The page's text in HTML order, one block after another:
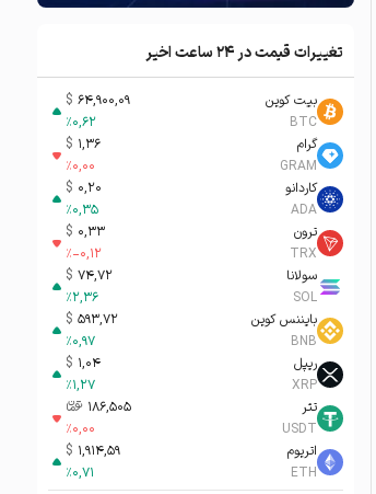
تغییرات قیمت در ۲۴ ساعت اخیر
بیت کوین
BTC
64,900,09
$
%0,62
گرام
GRAM
1,36
$
%0,00
کاردانو
ADA
0,20
$
%0,35
ترون
TRX
0,33
$
%-0,12
سولانا
SOL
74,72
$
%2,36
بایننس کوین
BNB
593,72
$
%0,97
ریپل
XRP
1,04
$
%1,27
تتر
USDT
186,505 تومان-ء
%0,00
اتریوم
ETH
1,914,59
$
%0,71